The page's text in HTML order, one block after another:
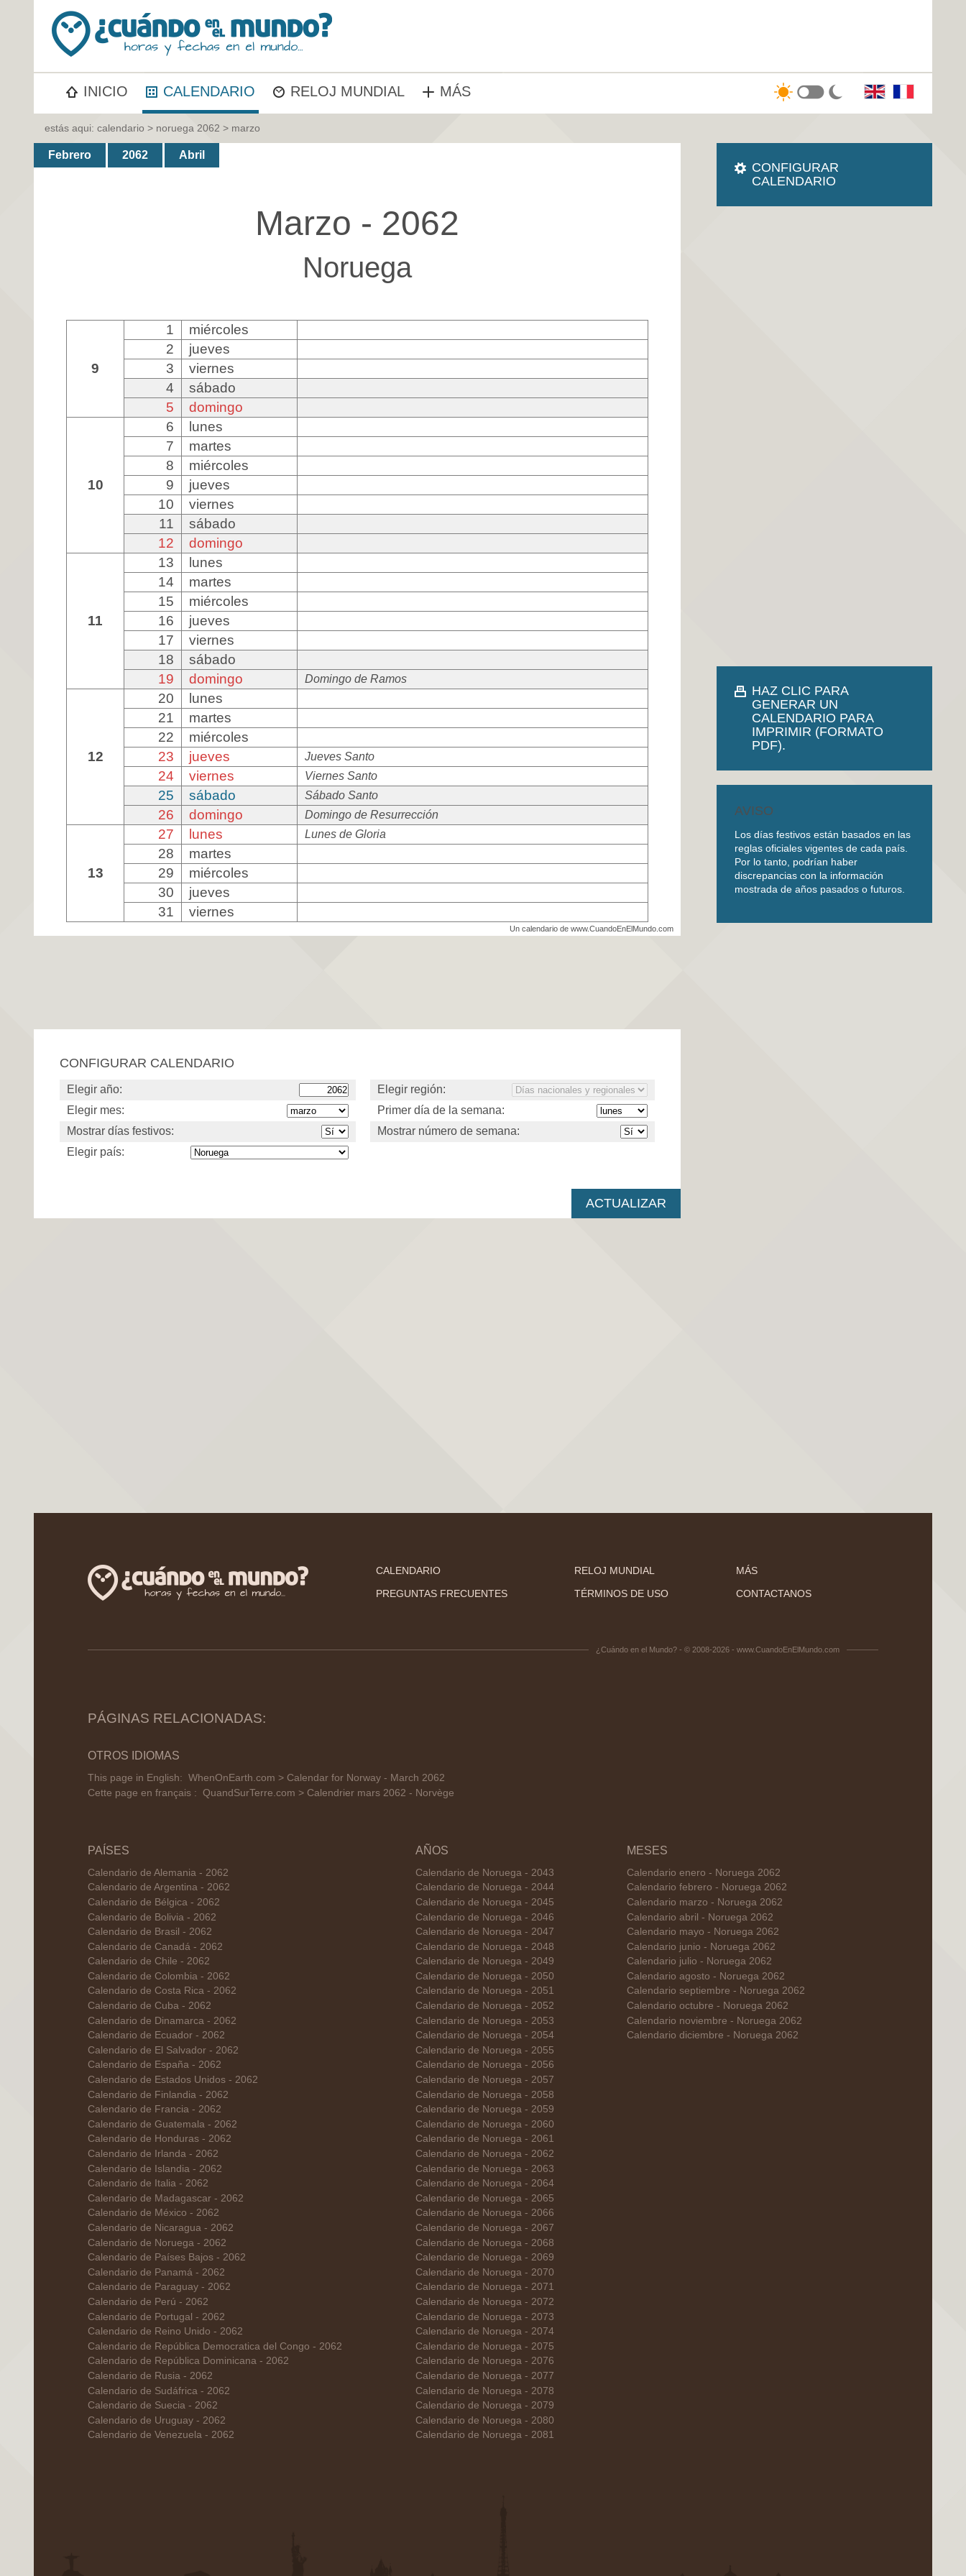
INICIO CALENDARIO RELOJ MUNDIAL MÁS
estás aqui: calendario > noruega 2062 > marzo
Febrero 2062 Abril
Marzo - 2062
Noruega
9
1
miércoles
2
jueves
3
viernes
4
sábado
5
domingo
10
6
lunes
7
martes
8
miércoles
9
jueves
10
viernes
11
sábado
12
domingo
11
13
lunes
14
martes
15
miércoles
16
jueves
17
viernes
18
sábado
19
domingo Domingo de Ramos
12
20
lunes
21
martes
22
miércoles
23
jueves Jueves Santo
24 viernes Viernes Santo
25 sábado Sábado Santo
26 domingo Domingo de Resurrección
13
27 lunes Lunes de Gloria
28
martes
29
miércoles
30
jueves
31
viernes
Un calendario de www.CuandoEnElMundo.com
CONFIGURAR CALENDARIO
Elegir año:
Elegir mes:
Mostrar días festivos:
Elegir país:
Elegir región:
Primer día de la semana:
Mostrar número de semana:
CONFIGURAR
CALENDARIO
HAZ CLIC PARA
GENERAR UN
CALENDARIO PARA
IMPRIMIR (FORMATO
PDF).
AVISO
Los días festivos están basados en las
reglas oficiales vigentes de cada país.
Por lo tanto, podrían haber
discrepancias con la información
mostrada de años pasados o futuros.
CALENDARIO RELOJ MUNDIAL
MÁS
PREGUNTAS FRECUENTES
TÉRMINOS DE USO CONTACTANOS
¿Cuándo en el Mundo? - © 2008-2026 - www.CuandoEnElMundo.com
PÁGINAS RELACIONADAS:
OTROS IDIOMAS
This page in English: WhenOnEarth.com > Calendar for Norway - March 2062
Cette page en français : QuandSurTerre.com > Calendrier mars 2062 - Norvège
PAÍSES
Calendario de Alemania - 2062
Calendario de Argentina - 2062
Calendario de Bélgica - 2062
Calendario de Bolivia - 2062
Calendario de Brasil - 2062
Calendario de Canadá - 2062
Calendario de Chile - 2062
Calendario de Colombia - 2062
Calendario de Costa Rica - 2062
Calendario de Cuba - 2062
Calendario de Dinamarca - 2062
Calendario de Ecuador - 2062
Calendario de El Salvador - 2062
Calendario de España - 2062
Calendario de Estados Unidos - 2062
Calendario de Finlandia - 2062
Calendario de Francia - 2062
Calendario de Guatemala - 2062
Calendario de Honduras - 2062
Calendario de Irlanda - 2062
Calendario de Islandia - 2062
Calendario de Italia - 2062
Calendario de Madagascar - 2062
Calendario de México - 2062
Calendario de Nicaragua - 2062
Calendario de Noruega - 2062
Calendario de Países Bajos - 2062
Calendario de Panamá - 2062
Calendario de Paraguay - 2062
Calendario de Perú - 2062
Calendario de Portugal - 2062
Calendario de Reino Unido - 2062
Calendario de República Democratica del Congo - 2062
Calendario de República Dominicana - 2062
Calendario de Rusia - 2062
Calendario de Sudáfrica - 2062
Calendario de Suecia - 2062
Calendario de Uruguay - 2062
Calendario de Venezuela - 2062
AÑOS
Calendario de Noruega - 2043
Calendario de Noruega - 2044
Calendario de Noruega - 2045
Calendario de Noruega - 2046
Calendario de Noruega - 2047
Calendario de Noruega - 2048
Calendario de Noruega - 2049
Calendario de Noruega - 2050
Calendario de Noruega - 2051
Calendario de Noruega - 2052
Calendario de Noruega - 2053
Calendario de Noruega - 2054
Calendario de Noruega - 2055
Calendario de Noruega - 2056
Calendario de Noruega - 2057
Calendario de Noruega - 2058
Calendario de Noruega - 2059
Calendario de Noruega - 2060
Calendario de Noruega - 2061
Calendario de Noruega - 2062
Calendario de Noruega - 2063
Calendario de Noruega - 2064
Calendario de Noruega - 2065
Calendario de Noruega - 2066
Calendario de Noruega - 2067
Calendario de Noruega - 2068
Calendario de Noruega - 2069
Calendario de Noruega - 2070
Calendario de Noruega - 2071
Calendario de Noruega - 2072
Calendario de Noruega - 2073
Calendario de Noruega - 2074
Calendario de Noruega - 2075
Calendario de Noruega - 2076
Calendario de Noruega - 2077
Calendario de Noruega - 2078
Calendario de Noruega - 2079
Calendario de Noruega - 2080
Calendario de Noruega - 2081
MESES
Calendario enero - Noruega 2062
Calendario febrero - Noruega 2062
Calendario marzo - Noruega 2062
Calendario abril - Noruega 2062
Calendario mayo - Noruega 2062
Calendario junio - Noruega 2062
Calendario julio - Noruega 2062
Calendario agosto - Noruega 2062
Calendario septiembre - Noruega 2062
Calendario octubre - Noruega 2062
Calendario noviembre - Noruega 2062
Calendario diciembre - Noruega 2062